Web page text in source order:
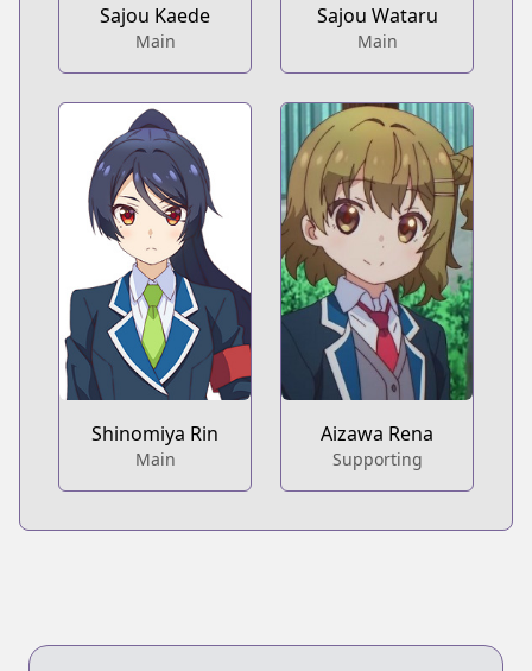
Sajou Kaede
Main
Sajou Wataru
Main
Shinomiya Rin
Main
Aizawa Rena
Supporting